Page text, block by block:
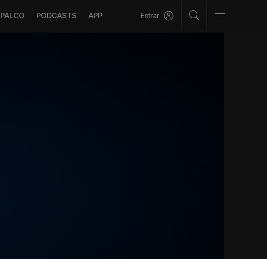
PALCO PODCASTS APP Entrar